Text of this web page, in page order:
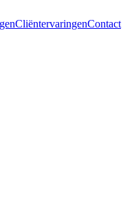
CliëntervaringenContact